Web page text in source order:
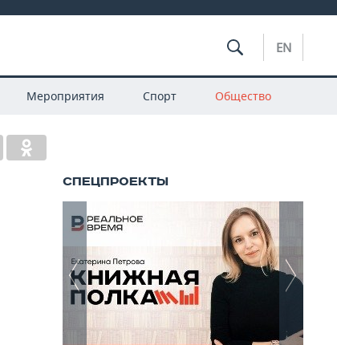
EN
Мероприятия Спорт Общество